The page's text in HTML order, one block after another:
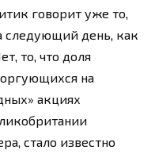
говорит уже то,
следующий день, как
то, что доля
на
акциях
стало известно